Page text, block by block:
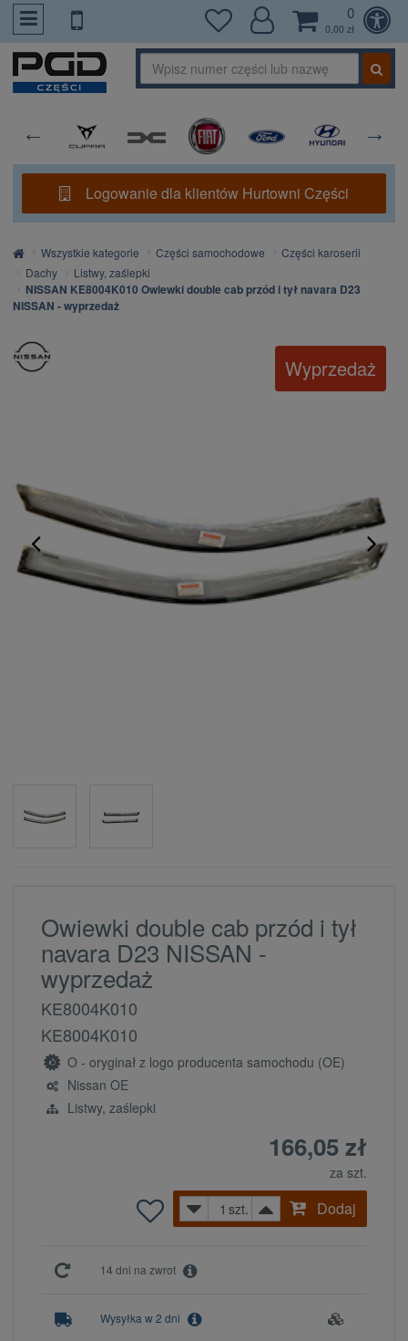
PrzejdzDoTresci
0
0,00 zł
Logowanie dla klientów Hurtowni Części
Strona
główna
Wszystkie kategorie Części samochodowe
Części karoserii
Dachy
Listwy, zaślepki
NISSAN KE8004K010 Owiewki double cab przód i tył navara D23
NISSAN - wyprzedaż
Wyprzedaż
Owiewki double cab przód i tył
navara D23 NISSAN -
wyprzedaż
KE8004K010
KE8004K010
O - oryginał z logo producenta samochodu (OE)
Nissan OE
Listwy, zaślepki
166,05 zł
za szt.
szt.
Dodaj
14 dni na zwrot
Wysyłka w 2 dni